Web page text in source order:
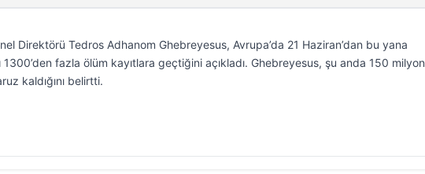
Direktörü Tedros Adhanom Ghebreyesus, Avrupa’da 21 Haziran’dan bu yana
1300’den fazla ölüm kayıtlara geçtiğini açıkladı. Ghebreyesus, şu anda 150 milyon
kaldığını belirtti.